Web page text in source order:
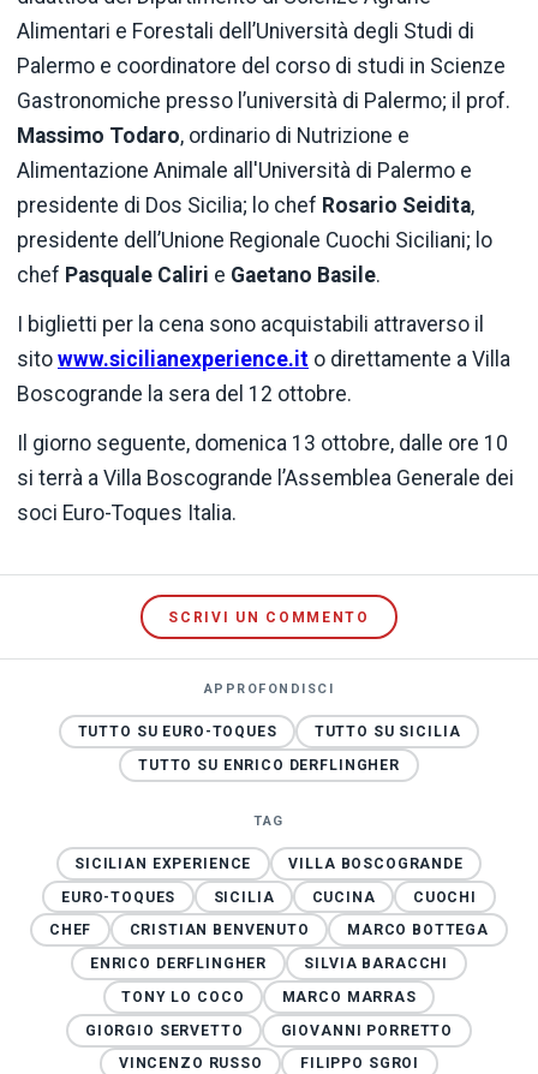
Alimentari e Forestali dell’Università degli Studi di
Palermo e coordinatore del corso di studi in Scienze
Gastronomiche presso l’università di Palermo; il prof.
Massimo Todaro, ordinario di Nutrizione e
Alimentazione Animale all'Università di Palermo e
presidente di Dos Sicilia; lo chef Rosario Seidita,
presidente dell’Unione Regionale Cuochi Siciliani; lo
chef Pasquale Caliri e Gaetano Basile.
I biglietti per la cena sono acquistabili attraverso il
sito www.sicilianexperience.it o direttamente a Villa
Boscogrande la sera del 12 ottobre.
Il giorno seguente, domenica 13 ottobre, dalle ore 10
si terrà a Villa Boscogrande l’Assemblea Generale dei
soci Euro-Toques Italia.
SCRIVI UN COMMENTO
APPROFONDISCI
TUTTO SU EURO-TOQUES
TUTTO SU SICILIA
TUTTO SU ENRICO DERFLINGHER
TAG
SICILIAN EXPERIENCE
VILLA BOSCOGRANDE
EURO-TOQUES
SICILIA CUCINA
CUOCHI
CHEF
CRISTIAN BENVENUTO
MARCO BOTTEGA
ENRICO DERFLINGHER
SILVIA BARACCHI
TONY LO COCO
MARCO MARRAS
GIORGIO SERVETTO
GIOVANNI PORRETTO
VINCENZO RUSSO
FILIPPO SGROI